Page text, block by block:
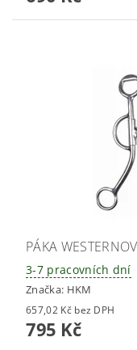
PÁKA
3-7 pracovních dní
Značka: HKM
657,02 Kč bez DPH
795 Kč